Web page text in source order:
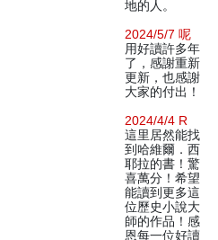
地的人。
2024/5/7 呢
用好讀許多年
了，感謝重新
更新，也感謝
大家的付出！
2024/4/4 R
這里居然能找
到哈維爾．西
耶拉的書！驚
喜萬分！希望
能讀到更多這
位歷史小說大
師的作品！感
恩每一位好讀